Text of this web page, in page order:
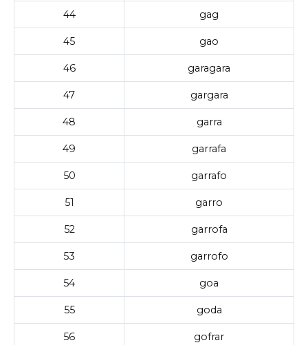
44 gag
45 gao
46 garagara
47 gargara
48 garra
49 garrafa
50 garrafo
51 garro
52 garrofa
53 garrofo
54 goa
55 goda
56 gofrar